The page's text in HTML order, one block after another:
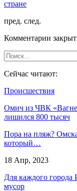
стране
пред. след.
Комментарии
Сейчас читают:
Происшествия
Омич из ЧВК
лишился 800 тысяч
Пора на пляж?
который…
18 Апр, 2023
Для каждого города
мусор